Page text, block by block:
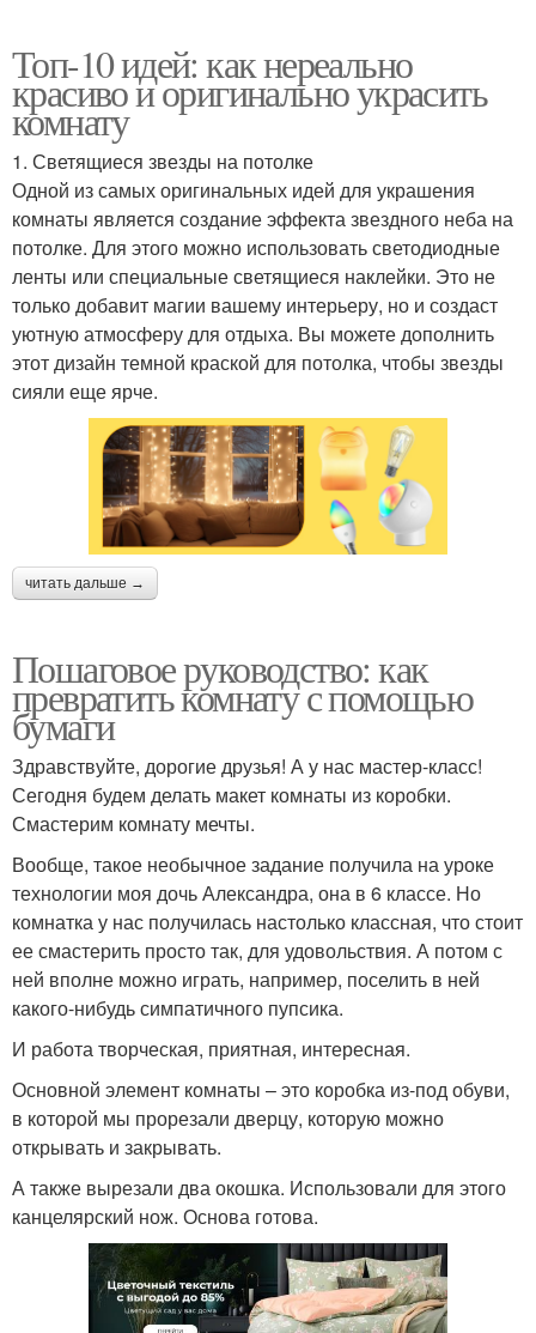
Топ-10 идей: как нереально
красиво и оригинально украсить
комнату
1. Светящиеся звезды на потолке
Одной из самых оригинальных идей для украшения
комнаты является создание эффекта звездного неба на
потолке. Для этого можно использовать светодиодные
ленты или специальные светящиеся наклейки. Это не
только добавит магии вашему интерьеру, но и создаст
уютную атмосферу для отдыха. Вы можете дополнить
этот дизайн темной краской для потолка, чтобы звезды
сияли еще ярче.
читать дальше →
Пошаговое руководство: как
превратить комнату с помощью
бумаги
Здравствуйте, дорогие друзья! А у нас мастер-класс!
Сегодня будем делать макет комнаты из коробки.
Смастерим комнату мечты.
Вообще, такое необычное задание получила на уроке
технологии моя дочь Александра, она в 6 классе. Но
комнатка у нас получилась настолько классная, что стоит
ее смастерить просто так, для удовольствия. А потом с
ней вполне можно играть, например, поселить в ней
какого-нибудь симпатичного пупсика.
И работа творческая, приятная, интересная.
Основной элемент комнаты – это коробка из-под обуви,
в которой мы прорезали дверцу, которую можно
открывать и закрывать.
А также вырезали два окошка. Использовали для этого
канцелярский нож. Основа готова.